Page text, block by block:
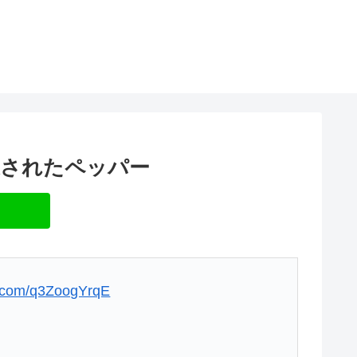
れたペッパー
q3ZoogYrqE